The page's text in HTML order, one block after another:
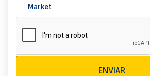
Market
ENVIAR